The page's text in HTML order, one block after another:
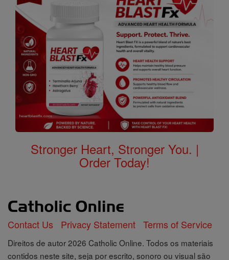
Stronger Heart, Stronger You. |
Order Today!
Contact Us Privacy Statement Terms of Service
Direitos de autor 2026 Catholic Online. Todos os materiais
contidos neste site, seja por escrito, sonoro ou visual são